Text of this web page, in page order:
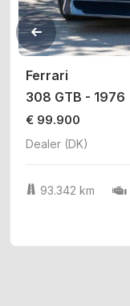
Ferrari
308 GTB - 1976
€ 99.900
Dealer (DK)
93.342 km